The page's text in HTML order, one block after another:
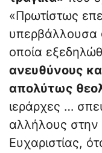
«Πρωτίστως
υπερβάλλουσα
οποία
ανευθύνους
απολύτως
ιεράρχες …
αλλήλους στην
Ευχαριστίας,